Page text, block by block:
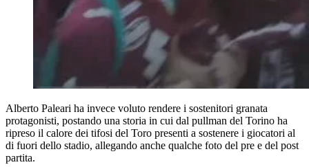
Alberto Paleari ha invece voluto rendere i sostenitori granata
protagonisti, postando una storia in cui dal pullman del Torino ha
ripreso il calore dei tifosi del Toro presenti a sostenere i giocatori al
di fuori dello stadio, allegando anche qualche foto del pre e del post
partita.